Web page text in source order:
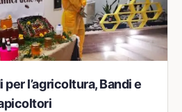
l’agricoltura, Bandi e